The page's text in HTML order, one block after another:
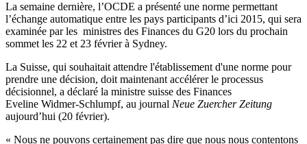
La semaine dernière, l’OCDE a présenté une norme permettant
l’échange automatique entre les pays participants d’ici 2015, qui sera
examinée par les ministres des Finances du G20 lors du prochain
sommet les 22 et 23 février à Sydney.
La Suisse, qui souhaitait attendre l'établissement d'une norme pour
prendre une décision, doit maintenant accélérer le processus
décisionnel, a déclaré la ministre suisse des Finances
Eveline Widmer-Schlumpf, au journal Neue Zuercher Zeitung
aujourd’hui (20 février).
« Nous ne pouvons certainement pas dire que nous nous contentons